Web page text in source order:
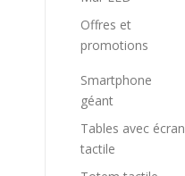
Offres et
promotions
Smartphone
géant
Tables avec écran
tactile